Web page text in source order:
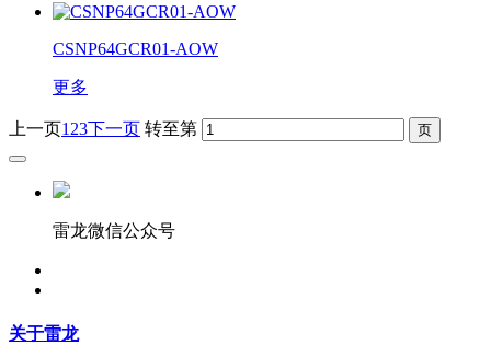
CSNP64GCR01-AOW
更多
上一页1 23下一页 转至第
雷龙微信公众号
关于雷龙